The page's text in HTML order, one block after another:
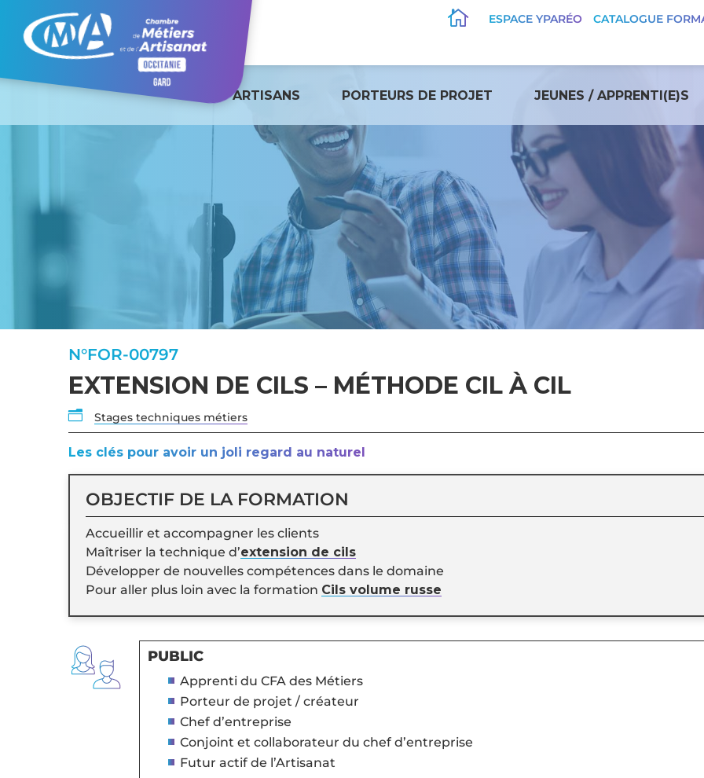
 ESPACE YPARÉO CATALOGUE
ARTISANS PORTEURS DE PROJET JEUNES / APPRENTI(E)S
N°FOR-00797
EXTENSION DE CILS – MÉTHODE CIL À CIL
n Stages techniques métiers
Les clés pour avoir un joli regard au naturel
OBJECTIF DE LA FORMATION
Accueillir et accompagner les clients
Maîtriser la technique d’extension de cils
Développer de nouvelles compétences dans le domaine
Pour aller plus loin avec la formation Cils volume russe
PUBLIC
Apprenti du CFA des Métiers
Porteur de projet / créateur
Chef d’entreprise
Conjoint et collaborateur du chef d’entreprise
Futur actif de l’Artisanat